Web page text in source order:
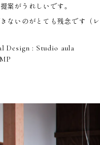
案がうれしいです。
ないのがとても残念です（
Design : Studio aula